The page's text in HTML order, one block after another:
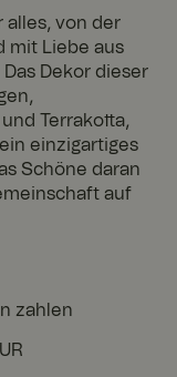
alles, von der
mit Liebe aus
Dekor dieser
Terrakotta,
einzigartiges
Schöne daran
auf
zahlen